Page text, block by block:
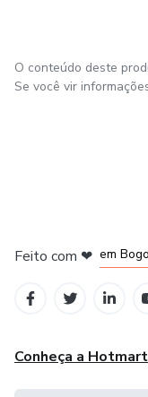
O conteúdo deste
Se você vir
Feito com ❤ em
Conheça a Hotmart